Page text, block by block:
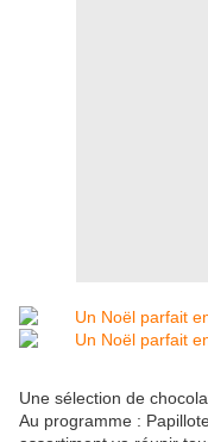
Une sélection de
Au programme :